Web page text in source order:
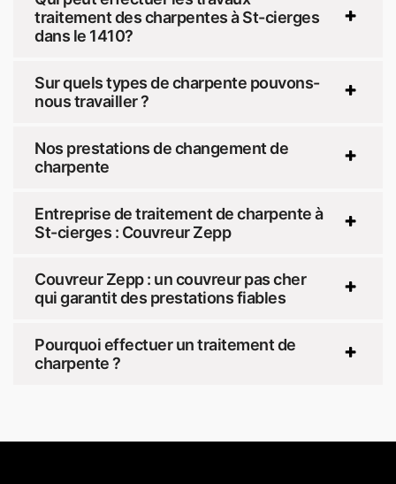
traitement des charpentes à St-cierges
dans le 1410?
Sur quels types de charpente pouvons-
nous travailler ?
Nos prestations de changement de
charpente
Entreprise de traitement de charpente à
St-cierges : Couvreur Zepp
Couvreur Zepp : un couvreur pas cher
qui garantit des prestations fiables
Pourquoi effectuer un traitement de
charpente ?